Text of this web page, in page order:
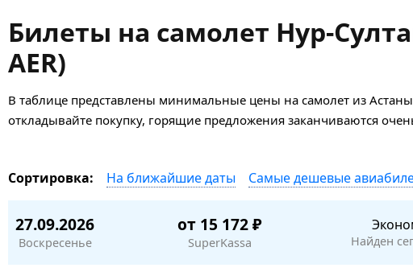
Билеты на самолет Нур-
AER)
В таблице представлены минимальные цены на самолет из
откладывайте покупку, горящие предложения заканчиваются
Сортировка: На ближайшие даты Самые дешевые
27.09.2026
Воскресенье
от 15 172 ₽
SuperKassa Найден